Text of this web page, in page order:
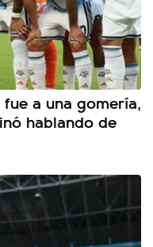
a una gomería,
hablando de